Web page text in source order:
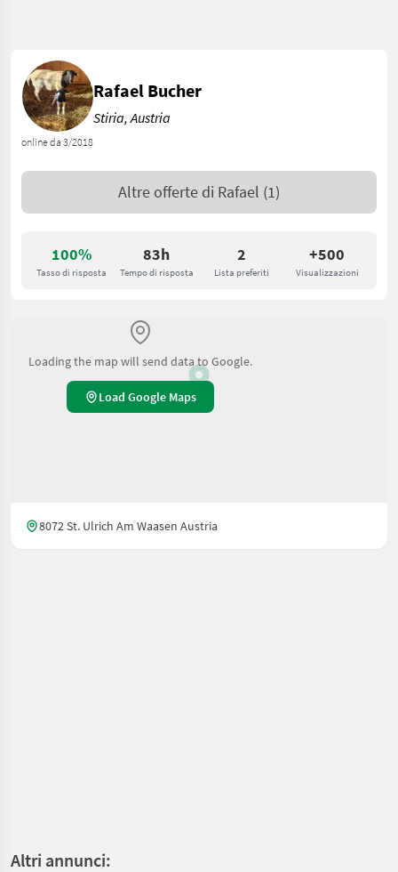
100%
Tasso di risposta
83h
Tempo di risposta
2
Lista preferiti
+500
Visualizzazioni
online da 3/2018
Rafael Bucher
Stiria, Austria
Altre offerte di Rafael (1)
Loading the map will send data to Google.
Load Google Maps
8072 St. Ulrich Am Waasen Austria
Altri annunci: